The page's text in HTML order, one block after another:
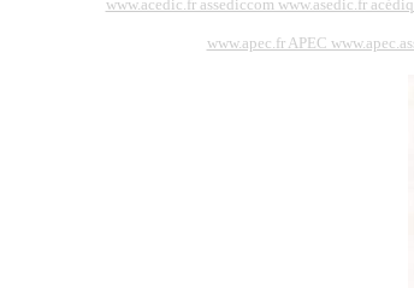
www.acedic.fr assediccom www.asedic.fr
www.apec.fr APEC